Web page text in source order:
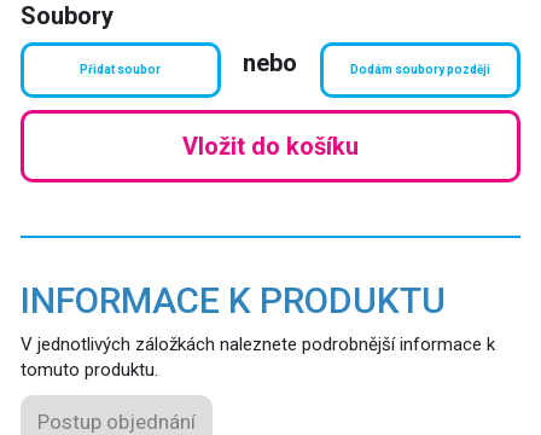
Soubory
Přidat soubor nebo Dodám soubory později
Vložit do košíku
INFORMACE K PRODUKTU
V jednotlivých záložkách naleznete podrobnější informace k
tomuto produktu.
Postup objednání